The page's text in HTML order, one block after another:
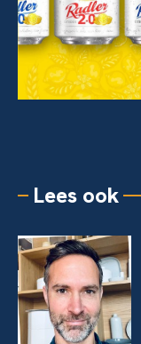
Lees ook